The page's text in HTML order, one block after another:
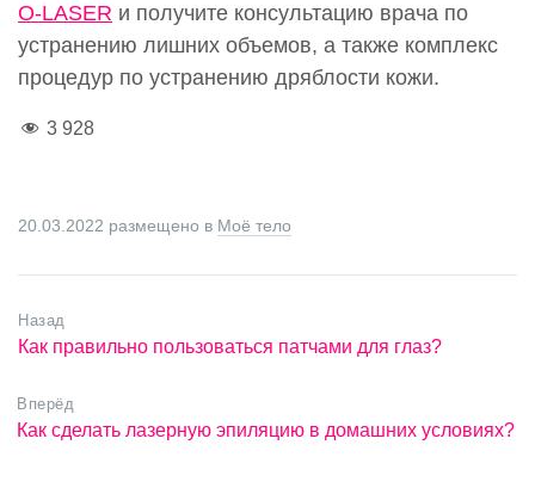
O-LASER и получите консультацию врача по
устранению лишних объемов, а также комплекс
процедур по устранению дряблости кожи.
3 928
20.03.2022 размещено в Моё тело
Назад
Как правильно пользоваться патчами для глаз?
Вперёд
Как сделать лазерную эпиляцию в домашних условиях?